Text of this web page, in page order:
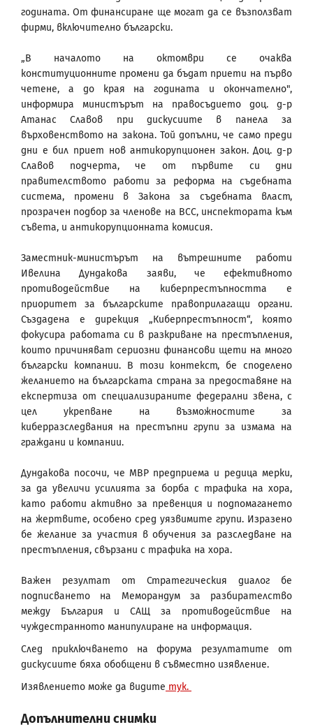
годината. От финансиране ще могат да се възползват
фирми, включително български.
„В началото на октомври се очаква
конституционните промени да бъдат приети на първо
четене, а до края на годината и окончателно",
информира министърът на правосъдието доц. д-р
Атанас Славов при дискусиите в панела за
върховенството на закона. Той допълни, че само преди
дни е бил приет нов антикорупционен закон. Доц. д-р
Славов подчерта, че от първите си дни
правителството работи за реформа на съдебната
система, промени в Закона за съдебната власт,
прозрачен подбор за членове на ВСС, инспектората към
съвета, и антикорупционната комисия.
Заместник-министърът на вътрешните работи
Ивелина Дундакова заяви, че ефективното
противодействие на киберпрестъпността е
приоритет за българските правоприлагащи органи.
Създадена е дирекция „Киберпрестъпност“, която
фокусира работата си в разкриване на престъпления,
които причиняват сериозни финансови щети на много
български компании. В този контекст, бе споделено
желанието на българската страна за предоставяне на
експертиза от специализираните федерални звена, с
цел укрепване на възможностите за
киберразследвания на престъпни групи за измама на
граждани и компании.
Дундакова посочи, че МВР предприема и редица мерки,
за да увеличи усилията за борба с трафика на хора,
като работи активно за превенция и подпомагането
на жертвите, особено сред уязвимите групи. Изразено
бе желание за участия в обучения за разследване на
престъпления, свързани с трафика на хора.
Важен резултат от Стратегическия диалог бе
подписването на Меморандум за разбирателство
между България и САЩ за противодействие на
чуждестранното манипулиране на информация.
След приключването на форума резултатите от
дискусиите бяха обобщени в съвместно изявление.
Изявлението може да видите тук.
Допълнителни снимки